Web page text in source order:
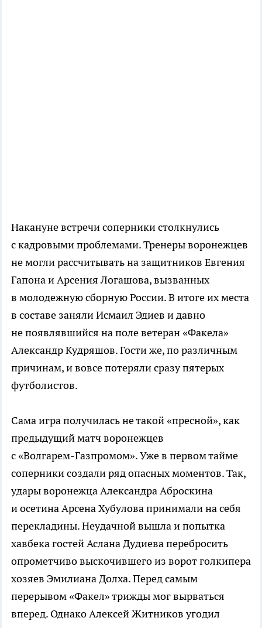
Накануне встречи соперники столкнулись
с кадровыми проблемами. Тренеры воронежцев
не могли рассчитывать на защитников Евгения
Гапона и Арсения Логашова, вызванных
в молодежную сборную России. В итоге их места
в составе заняли Исмаил Эдиев и давно
не появлявшийся на поле ветеран «Факела»
Александр Кудряшов. Гости же, по различным
причинам, и вовсе потеряли сразу пятерых
футболистов.
Сама игра получилась не такой «пресной», как
предыдущий матч воронежцев
с «Волгарем-Газпромом». Уже в первом тайме
соперники создали ряд опасных моментов. Так,
удары воронежца Александра Аброскина
и осетина Арсена Хубулова принимали на себя
перекладины. Неудачной вышла и попытка
хавбека гостей Аслана Дудиева перебросить
опрометчиво выскочившего из ворот голкипера
хозяев Эмилиана Долха. Перед самым
перерывом «Факел» трижды мог вырваться
вперед. Однако Алексей Житников угодил